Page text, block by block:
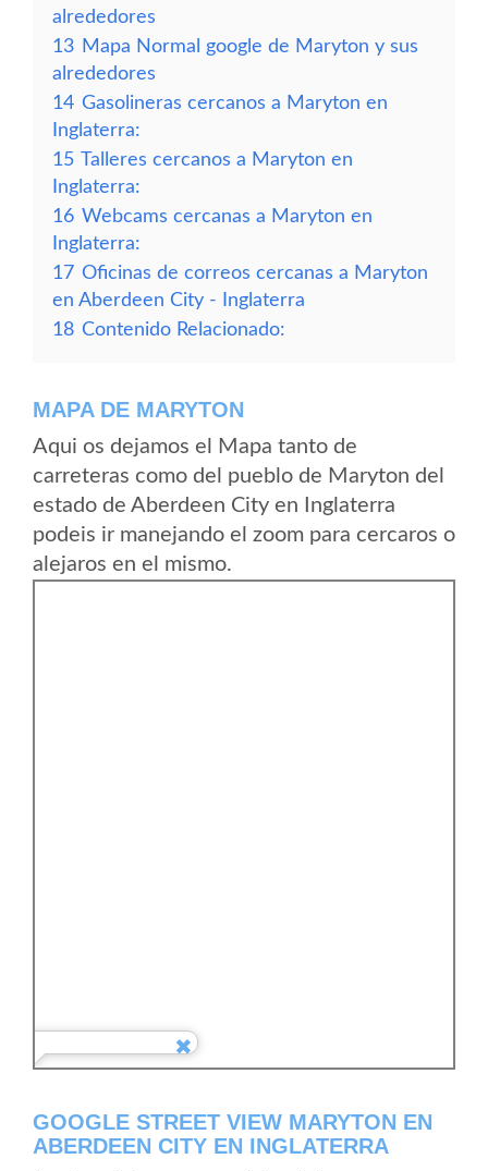
alrededores
13 Mapa Normal google de Maryton y sus
alrededores
14 Gasolineras cercanos a Maryton en
Inglaterra:
15 Talleres cercanos a Maryton en
Inglaterra:
16 Webcams cercanas a Maryton en
Inglaterra:
17 Oficinas de correos cercanas a Maryton
en Aberdeen City - Inglaterra
18 Contenido Relacionado:
MAPA DE MARYTON
Aqui os dejamos el Mapa tanto de
carreteras como del pueblo de Maryton del
estado de Aberdeen City en Inglaterra
podeis ir manejando el zoom para cercaros o
alejaros en el mismo.
GOOGLE STREET VIEW MARYTON EN
ABERDEEN CITY EN INGLATERRA